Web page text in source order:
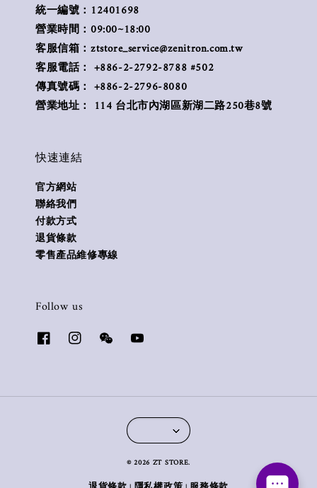
統一編號：12401698
營業時間：09:00~18:00
客服信箱：ztstore_service@zenitron.com.tw
客服電話： +886-2-2792-8788 #502
傳真號碼： +886-2-2796-8080
營業地址： 114 台北市內湖區新湖二路250巷8號
快速連結
官方網站
聯絡我們
付款方式
退貨條款
零售產品維修專線
Follow us
© 2026 ZT STORE.